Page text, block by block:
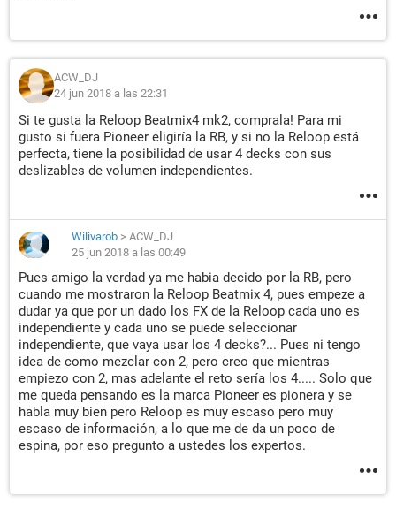
ACW_DJ
24 jun 2018 a las 22:31
Si te gusta la Reloop Beatmix4 mk2, comprala! Para mi
gusto si fuera Pioneer eligiría la RB, y si no la Reloop está
perfecta, tiene la posibilidad de usar 4 decks con sus
deslizables de volumen independientes.
Wilivarob > ACW_DJ
25 jun 2018 a las 00:49
Pues amigo la verdad ya me habia decido por la RB, pero
cuando me mostraron la Reloop Beatmix 4, pues empeze a
dudar ya que por un dado los FX de la Reloop cada uno es
independiente y cada uno se puede seleccionar
independiente, que vaya usar los 4 decks?... Pues ni tengo
idea de como mezclar con 2, pero creo que mientras
empiezo con 2, mas adelante el reto sería los 4..... Solo que
me queda pensando es la marca Pioneer es pionera y se
habla muy bien pero Reloop es muy escaso pero muy
escaso de información, a lo que me de da un poco de
espina, por eso pregunto a ustedes los expertos.